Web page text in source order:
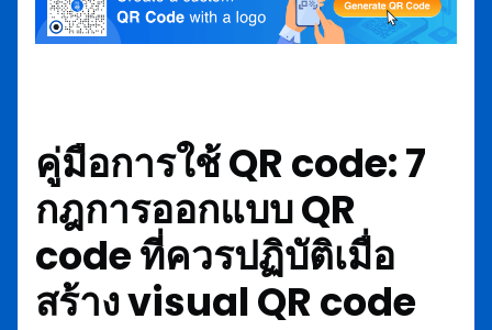
คู่มือการใช้ QR code: 7
กฎการออกแบบ QR
code ที่ควรปฏิบัติเมื่อ
สร้าง visual QR code